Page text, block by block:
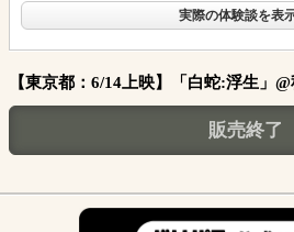
実際の体験談を表
【東京都：6/14上映】「白蛇:浮生」
販売終了